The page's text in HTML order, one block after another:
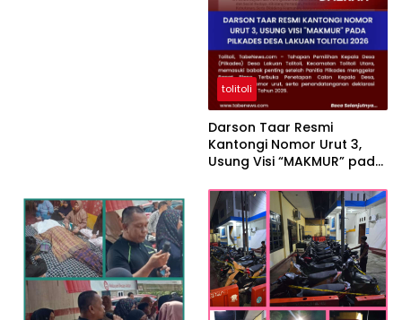
tolitoli
Darson Taar Resmi
Kantongi Nomor Urut 3,
Usung Visi “MAKMUR” pada
Tolitoli 2026